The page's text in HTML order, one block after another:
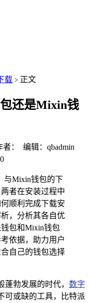
载 > 正文
还是Mixin钱
： 编辑：qbadmin
与Mixin钱包的下
者在安装过程中
顺利完成下载安
，分析其各自优
包和Mixin钱包
依据，助力用户
自己的钱包选择
勃发展的时代， 数字
可或缺的工具，比特派